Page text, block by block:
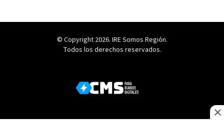
© Copyright 2026. IRE Somos Región.
Todos los derechos reservados.